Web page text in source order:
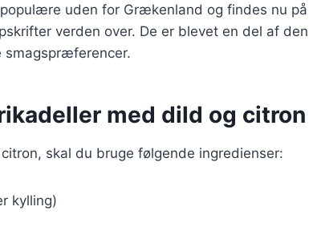
uden for Grækenland og findes nu på
verden over. De er blevet en del af den
smagspræferencer.
med dild og citron
skal du bruge følgende ingredienser:
kylling)